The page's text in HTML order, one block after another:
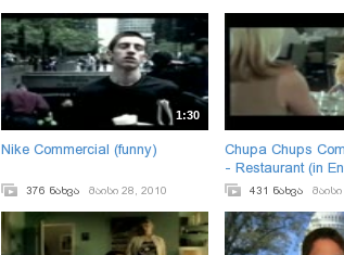
1:30
Nike Commercial (funny)
376 ნახვა მაისი 28, 2010
Chupa Chups
- Restaurant (in
431 ნახვა